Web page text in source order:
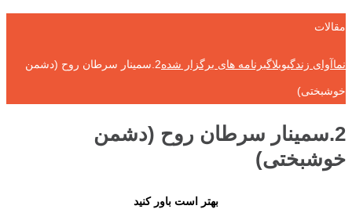
مقالات
نماآوای زندگیوبلاگبرنامه های برگزار شده 2.سمینار سرطان روح (دشمن
خوشبختی)
2.سمینار سرطان روح (دشمن
خوشبختی)
بهتر است باور کنید